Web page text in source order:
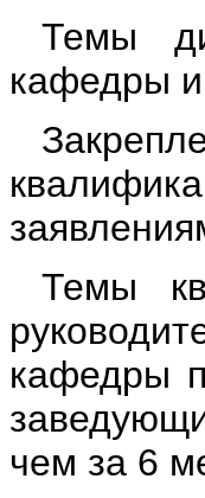
Темы
кафедры и
Темы
кафедры
чем за 6